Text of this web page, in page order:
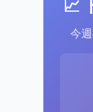
📈
今